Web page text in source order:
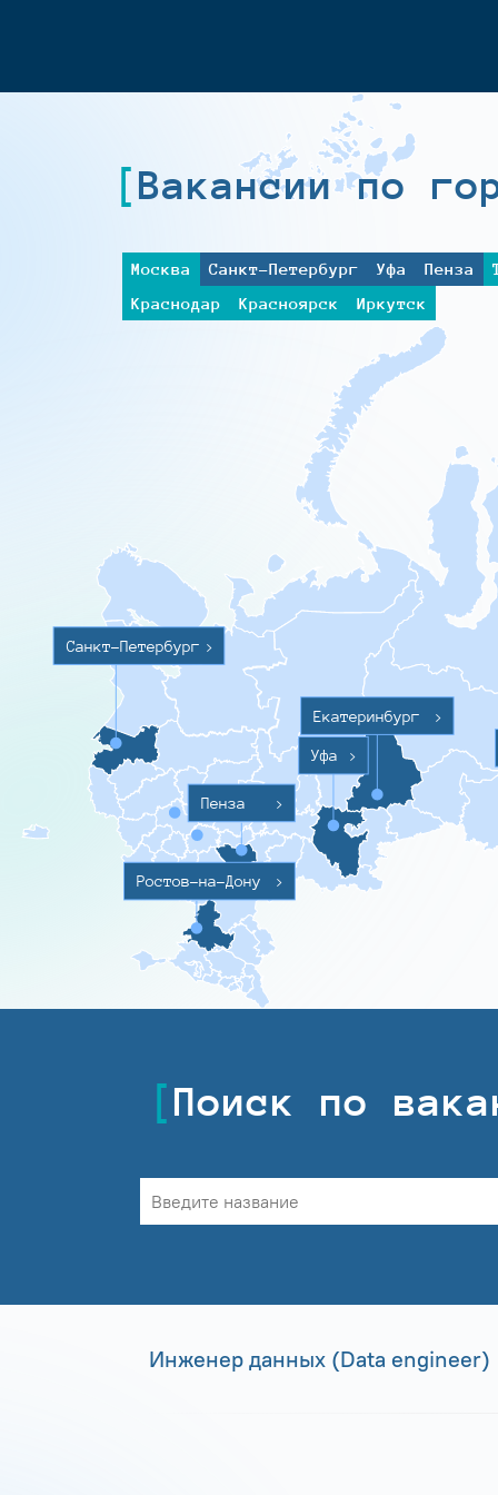
Вакансии по
Москва Санкт-Петербург Уфа Пенза
Краснодар
Красноярск Иркутск
Санкт-Петербург >
Ростов-на-Дону >
Пенза >
Уфа >
Екатеринбург >
Поиск по
Инженер данных (Data engineer)